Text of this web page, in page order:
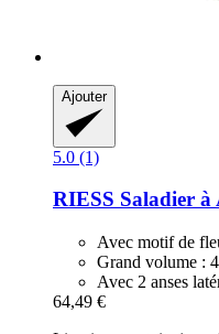
Ajouter
5.0 (1)
RIESS Saladier à
Avec motif de
Grand volume :
Avec 2 anses
64,49 €